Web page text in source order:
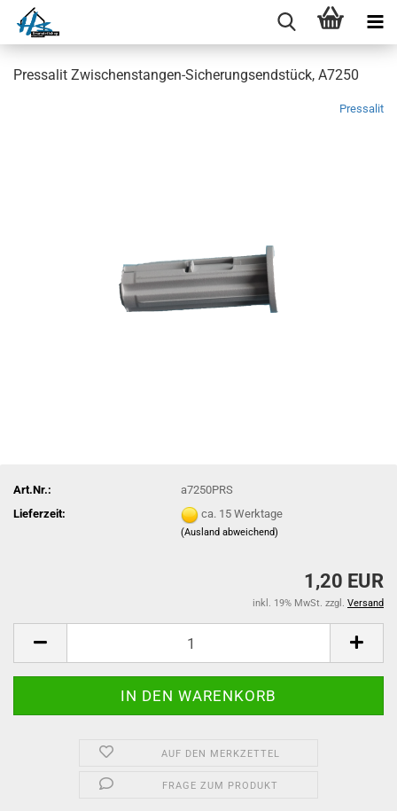
Pressalit Zwischenstangen-Sicherungsendstück, A7250
Pressalit
Art.Nr.:
a7250PRS
Lieferzeit:
ca. 15 Werktage
(Ausland abweichend)
1,20 EUR
inkl. 19% MwSt. zzgl. Versand
AUF DEN MERKZETTEL
FRAGE ZUM PRODUKT